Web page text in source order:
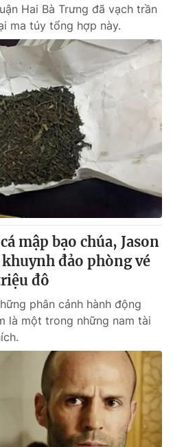
Hai Bà Trưng đã vạch trần
ma túy tổng hợp này.
mập bạo chúa, Jason
đảo phòng vé
đô
phân cảnh hành động
là một trong những nam tài